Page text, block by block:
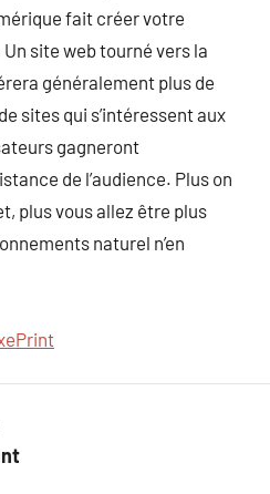
fait créer votre
site web tourné vers la
généralement plus de
sites qui s’intéressent aux
gagneront
de l’audience. Plus on
plus vous allez être plus
naturel n’en